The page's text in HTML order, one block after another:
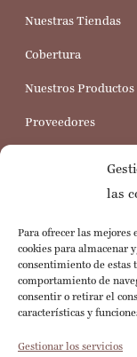
las
Para ofrecer las mejores
cookies para almacenar
consentimiento de estas
comportamiento de
consentir o retirar el
características y
Gestionar los servicios
Nuestras Tiendas
Cobertura
Nuestros Productos
Proveedores
Servicio al
Preguntas
Política de Cookies
Legales Web